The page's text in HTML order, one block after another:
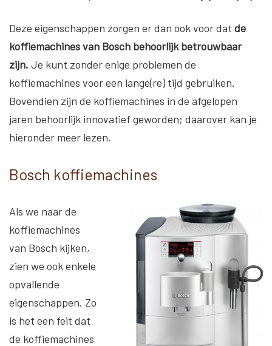
Deze eigenschappen zorgen er dan ook voor dat de
koffiemachines van Bosch behoorlijk betrouwbaar
zijn. Je kunt zonder enige problemen de
koffiemachines voor een lange(re) tijd gebruiken.
Bovendien zijn de koffiemachines in de afgelopen
jaren behoorlijk innovatief geworden; daarover kan je
hieronder meer lezen.
Bosch koffiemachines
Als we naar de
koffiemachines
van Bosch kijken,
zien we ook enkele
opvallende
eigenschappen. Zo
is het een feit dat
de koffiemachines